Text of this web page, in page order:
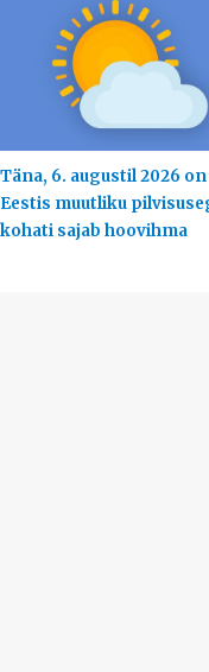
Täna, 6. augustil 2026 on
Eestis muutliku
kohati sajab hoovihma